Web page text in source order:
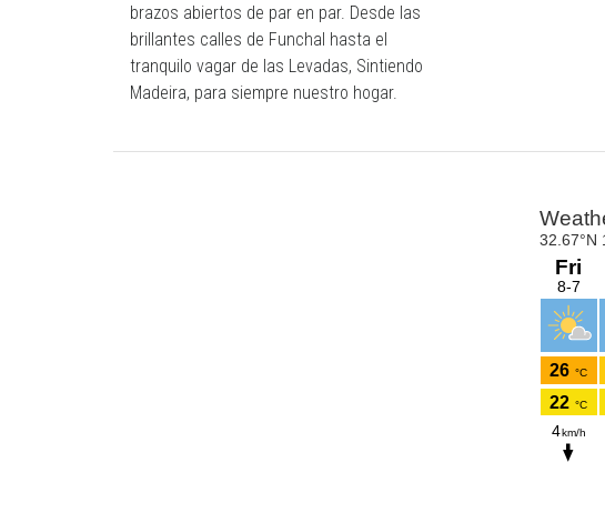
brazos abiertos de par en par. Desde las
brillantes calles de Funchal hasta el
tranquilo vagar de las Levadas, Sintiendo
Madeira, para siempre nuestro hogar.